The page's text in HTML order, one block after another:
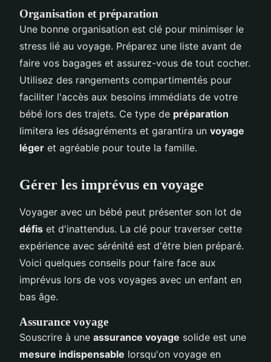
Organisation et préparation
Une bonne organisation est clé pour minimiser le
stress lié au voyage. Préparez une liste avant de
faire vos bagages et assurez-vous de tout cocher.
Utilisez des rangements compartimentés pour
faciliter l'accès aux besoins immédiats de votre
bébé lors des trajets. Ce type de préparation
limitera les désagréments et garantira un voyage
léger et agréable pour toute la famille.
Gérer les imprévus en voyage
Voyager avec un bébé peut présenter son lot de
défis et d'inattendus. La clé pour traverser cette
expérience avec sérénité est d'être bien préparé.
Voici quelques conseils pour faire face aux
imprévus lors de vos voyages avec un enfant en
bas âge.
Assurance voyage
Souscrire à une assurance voyage solide est une
mesure indispensable lorsqu'on voyage en